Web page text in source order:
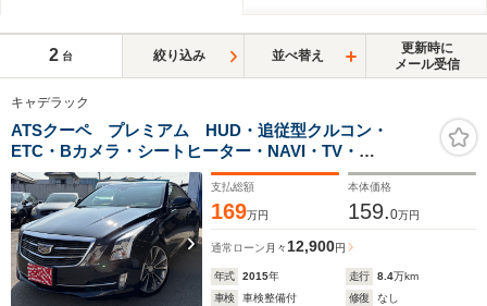
2 台 絞り込み 並べ替え
更新時に
メール受信
キャデラック
ATSクーペ プレミアム HUD・追従型クルコン・
ETC・Bカメラ・シートヒーター・NAVI・TV・
Bluetoothオーディオ・レザーシート・正規輸入車
支払総額
169万円
本体価格
159.0万円
通常ローン 月々12,900円
年式 2015年 走行 8.4万km
車検
車検整備付 修復
なし